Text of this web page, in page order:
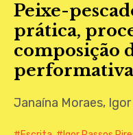
Peixe-
prática,
composição
performativa
Janaína Moraes,